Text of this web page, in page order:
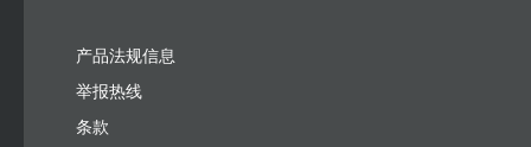
产品法规信息
举报热线
条款